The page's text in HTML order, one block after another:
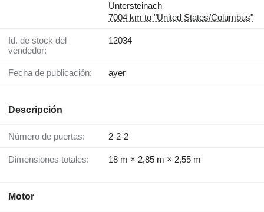
Untersteinach
7004 km to "United States/Columbus"
Id. de stock del
vendedor:
12034
Fecha de publicación: ayer
Descripción
Número de puertas: 2-2-2
Dimensiones totales: 18 m × 2,85 m × 2,55 m
Motor